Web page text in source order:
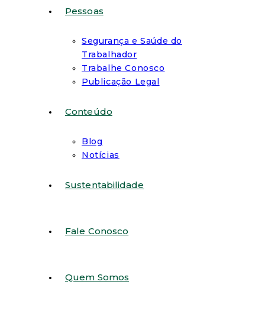
Pessoas
Segurança e Saúde do
Trabalhador
Trabalhe Conosco
Publicação Legal
Conteúdo
Blog
Notícias
Sustentabilidade
Fale Conosco
Quem Somos